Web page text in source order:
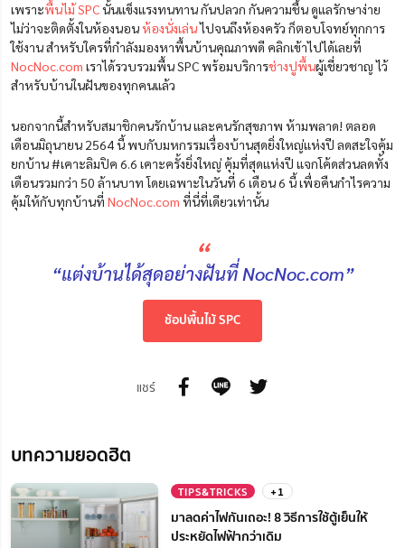
เพราะพื้นไม้ SPCนั้นแข็งแรงทนทาน กันปลวก กันความชื้น ดูแลรักษาง่าย
ไม่ว่าจะติดตั้งในห้องนอน ห้องนั่งเล่นไปจนถึงห้องครัว ก็ตอบโจทย์ทุกการ
ใช้งาน สำหรับใครที่กำลังมองหาพื้นบ้านคุณภาพดี คลิกเข้าไปได้เลยที่
NocNoc.com เราได้รวบรวมพื้น SPC พร้อมบริการช่างปูพื้นผู้เชี่ยวชาญ ไว้
สำหรับบ้านในฝันของทุกคนแล้ว
นอกจากนี้สำหรับสมาชิกคนรักบ้าน และคนรักสุขภาพ ห้ามพลาด! ตลอด
เดือนมิถุนายน 2564 นี้ พบกับมหกรรมเรื่องบ้านสุดยิ่งใหญ่แห่งปี ลดสะใจคุ้ม
ยกบ้าน #เคาะลิมปิค 6.6 เคาะครั้งยิ่งใหญ่ คุ้มที่สุดแห่งปี แจกโค้ดส่วนลดทั้ง
เดือนรวมกว่า 50 ล้านบาท โดยเฉพาะในวันที่ 6 เดือน 6 นี้ เพื่อคืนกำไรความ
คุ้มให้กับทุกบ้านที่ NocNoc.com ที่นี่ที่เดียวเท่านั้น
“
“แต่งบ้านได้สุดอย่างฝันที่ NocNoc.com”
ช้อปพื้นไม้ SPC
แชร์
บทความยอดฮิต
TIPS&TRICKS +1
มาลดค่าไฟกันเถอะ! 8 วิธีการใช้ตู้เย็นให้
ประหยัดไฟฟ้ากว่าเดิม